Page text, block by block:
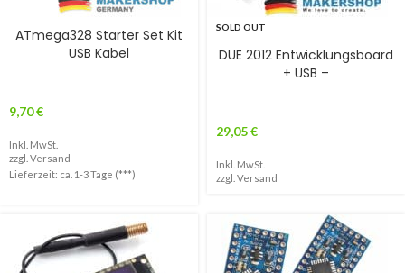
ATmega328 Starter Set Kit
USB Kabel
9,70€
Inkl. MwSt.
zzgl. Versand
Lieferzeit: ca. 1-3 Tage (***)
SOLD OUT
DUE 2012 Entwicklungsboard
+ USB –
29,05€
Inkl. MwSt.
zzgl. Versand